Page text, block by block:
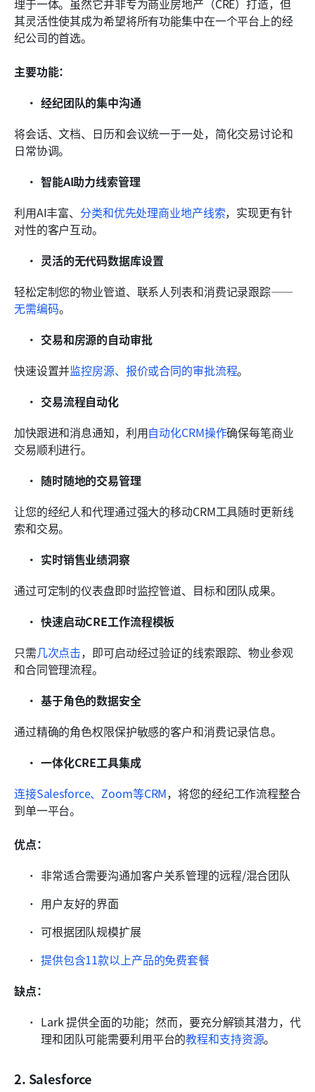
理于一体。虽然它并非专为商业房地产（CRE）打造，但
其灵活性使其成为希望将所有功能集中在一个平台上的经
纪公司的首选。
主要功能：
经纪团队的集中沟通
将会话、文档、日历和会议统一于一处，简化交易讨论和
日常协调。
智能AI助力线索管理
利用AI丰富、 分类和优先处理商业地产线索，实现更有针
对性的客户互动。
灵活的无代码数据库设置
轻松定制您的物业管道、联系人列表和消费记录跟踪——
无需编码。
交易和房源的自动审批
快速设置并监控房源、报价或合同的审批流程。
交易流程自动化
加快跟进和消息通知，利用自动化CRM操作确保每笔商业
交易顺利进行。
随时随地的交易管理
让您的经纪人和代理通过强大的移动CRM工具随时更新线
索和交易。
实时销售业绩洞察
通过可定制的仪表盘即时监控管道、目标和团队成果。
快速启动CRE工作流程模板
只需几次点击，即可启动经过验证的线索跟踪、物业参观
和合同管理流程。
基于角色的数据安全
通过精确的角色权限保护敏感的客户和消费记录信息。
一体化CRE工具集成
连接Salesforce、Zoom等CRM，将您的经纪工作流程整合
到单一平台。
优点：
非常适合需要沟通加客户关系管理的远程/混合团队
用户友好的界面
可根据团队规模扩展
提供包含11款以上产品的免费套餐
缺点：
Lark 提供全面的功能；然而，要充分解锁其潜力，代
理和团队可能需要利用平台的教程和支持资源。
2. Salesforce